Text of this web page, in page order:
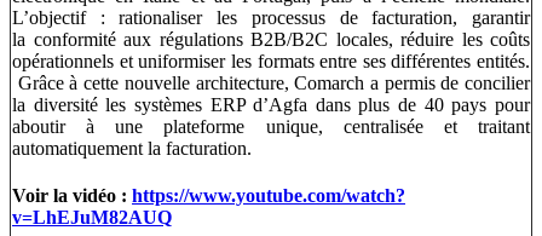
L’objectif : rationaliser les processus de facturation, garantir
la conformité aux régulations B2B/B2C locales, réduire les coûts
opérationnels et uniformiser les formats entre ses différentes entités.
Grâce à cette nouvelle architecture, Comarch a permis de concilier
la diversité les systèmes ERP d’Agfa dans plus de 40 pays pour
aboutir à une plateforme unique, centralisée et traitant
automatiquement la facturation.
Voir la vidéo : https://www.youtube.com/watch?
v=LhEJuM82AUQ